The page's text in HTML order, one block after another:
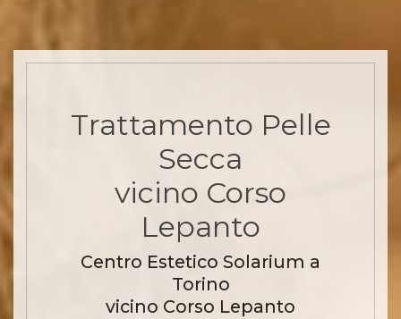
Trattamento Pelle
Secca
vicino Corso
Lepanto
Centro Estetico Solarium a
Torino
vicino Corso Lepanto